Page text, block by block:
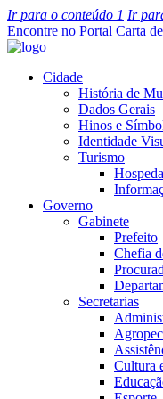
Ir para o conteúdo 1 Ir
Encontre no Portal Carta
Cidade
História de
Dados Gerais
Hinos e
Identidade
Turismo
Governo
Gabinete
Prefeito
Chefia
Secretarias
Cultura